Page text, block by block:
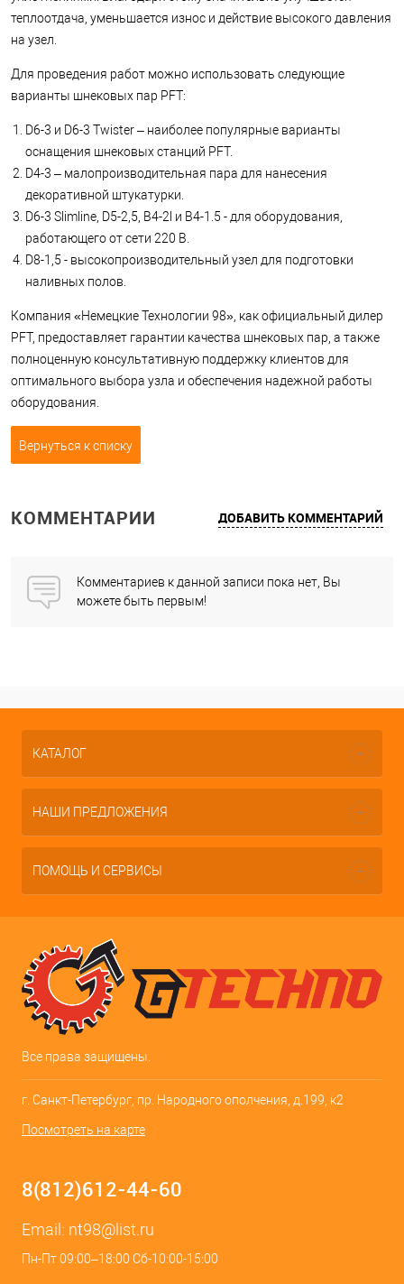
теплоотдача, уменьшается износ и действие высокого давления
на узел.
Для проведения работ можно использовать следующие
варианты шнековых пар PFT:
D6-3 и D6-3 Twister – наиболее популярные варианты
оснащения шнековых станций PFT.
D4-3 – малопроизводительная пара для нанесения
декоративной штукатурки.
D6-3 Slimline, D5-2,5, B4-2l и B4-1.5 - для оборудования,
работающего от сети 220 В.
D8-1,5 - высокопроизводительный узел для подготовки
наливных полов.
Компания «Немецкие Технологии 98», как официальный дилер
PFT, предоставляет гарантии качества шнековых пар, а также
полноценную консультативную поддержку клиентов для
оптимального выбора узла и обеспечения надежной работы
оборудования.
Вернуться к списку
КОММЕНТАРИИ ДОБАВИТЬ КОММЕНТАРИЙ
Комментариев к данной записи пока нет, Вы
можете быть первым!
КАТАЛОГ
НАШИ ПРЕДЛОЖЕНИЯ
ПОМОЩЬ И СЕРВИСЫ
Все права защищены.
г. Санкт-Петербург, пр. Народного ополчения, д.199, к2
Посмотреть на карте
8(812)612-44-60
Email: nt98@list.ru
Пн-Пт 09:00–18:00 Сб-10:00-15:00